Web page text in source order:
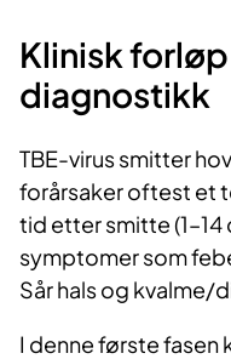
Klinisk
diagnostikk
TBE-virus smitter
forårsaker oftest et
tid etter smitte
symptomer som
Sår hals og kvalme/
I denne første fasen